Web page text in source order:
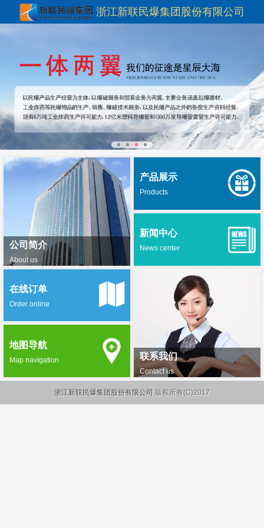
浙江新联民爆集团股份有限公司
公司简介
About us
产品展示
Products
新闻中心
News center
联系我们
Contact us
在线订单
Order online
地图导航
Map navigation
浙江新联民爆集团股份有限公司 版权所有(C)2017